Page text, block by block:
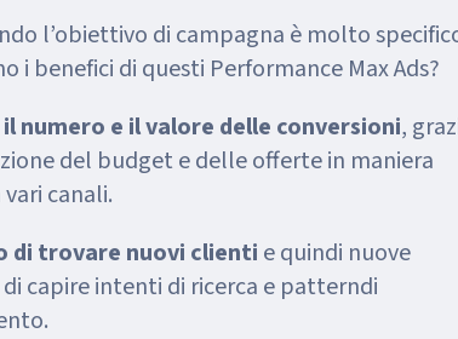
l’obiettivo di campagna è molto
i benefici di questi Performance Max Ads?
numero e il valore delle conversioni,
del budget e delle offerte in maniera
canali.
di trovare nuovi clienti e quindi nuove
capire intenti di ricerca e patterndi